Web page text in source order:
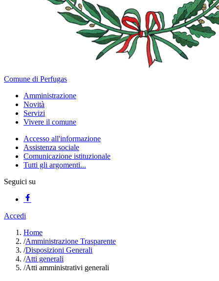
Comune di Perfugas
Amministrazione
Novità
Servizi
Vivere il comune
Accesso all'informazione
Assistenza sociale
Comunicazione istituzionale
Tutti gli argomenti...
Seguici su
Accedi
Home
/Amministrazione Trasparente
/Disposizioni Generali
/Atti generali
/Atti amministrativi generali